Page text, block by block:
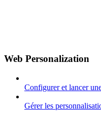
Web Personalization
Configurer et lancer
Gérer les